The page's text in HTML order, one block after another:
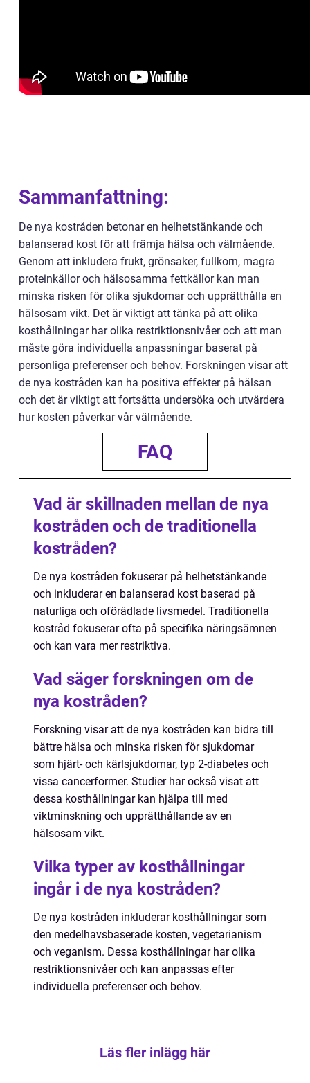
Sammanfattning:
De nya kostråden betonar en helhetstänkande och
balanserad kost för att främja hälsa och välmående.
Genom att inkludera frukt, grönsaker, fullkorn, magra
proteinkällor och hälsosamma fettkällor kan man
minska risken för olika sjukdomar och upprätthålla en
hälsosam vikt. Det är viktigt att tänka på att olika
kosthållningar har olika restriktionsnivåer och att man
måste göra individuella anpassningar baserat på
personliga preferenser och behov. Forskningen visar att
de nya kostråden kan ha positiva effekter på hälsan
och det är viktigt att fortsätta undersöka och utvärdera
hur kosten påverkar vår välmående.
FAQ
Vad är skillnaden mellan de nya
kostråden och de traditionella
kostråden?
De nya kostråden fokuserar på helhetstänkande
och inkluderar en balanserad kost baserad på
naturliga och oförädlade livsmedel. Traditionella
kostråd fokuserar ofta på specifika näringsämnen
och kan vara mer restriktiva.
Vad säger forskningen om de
nya kostråden?
Forskning visar att de nya kostråden kan bidra till
bättre hälsa och minska risken för sjukdomar
som hjärt- och kärlsjukdomar, typ 2-diabetes och
vissa cancerformer. Studier har också visat att
dessa kosthållningar kan hjälpa till med
viktminskning och upprätthållande av en
hälsosam vikt.
Vilka typer av kosthållningar
ingår i de nya kostråden?
De nya kostråden inkluderar kosthållningar som
den medelhavsbaserade kosten, vegetarianism
och veganism. Dessa kosthållningar har olika
restriktionsnivåer och kan anpassas efter
individuella preferenser och behov.
Läs fler inlägg här